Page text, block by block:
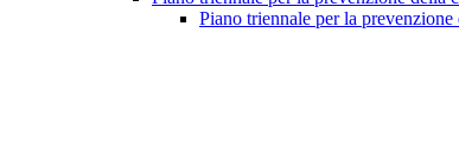
Piano triennale per la